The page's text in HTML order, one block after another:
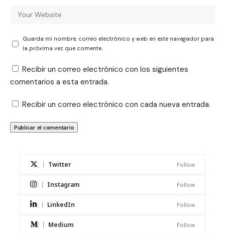
Guarda mi nombre, correo electrónico y web en este navegador para
la próxima vez que comente.
Recibir un correo electrónico con los siguientes
comentarios a esta entrada.
Recibir un correo electrónico con cada nueva entrada.
Twitter Follow
Instagram Follow
LinkedIn Follow
Medium Follow